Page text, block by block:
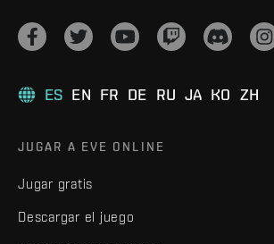
ES EN FR DE RU JA KO ZH
JUGAR A EVE ONLINE
Jugar gratis
Descargar el juego